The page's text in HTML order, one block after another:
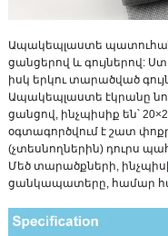
Ապակեպլաստե
ցանցերով և գույներով:
իսկ երկու տարածված
Ապակեպլաստե էկրանը
ցանցով, ինչպիսիք են՝
օգտագործվում է շատ
(չտեսնողներին) դուրս
Մեծ տարածքների,
ցանկապատերը, համար